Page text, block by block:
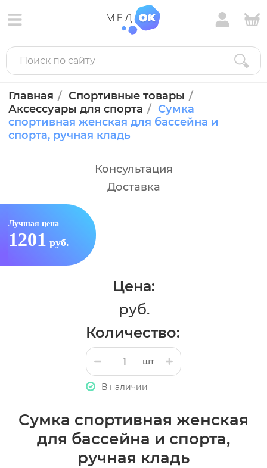
Главная
Спортивные товары
Аксессуары для спорта
Сумка
спортивная женская для бассейна и
спорта, ручная кладь
Сумка спортивная женская
для бассейна и спорта,
ручная кладь
Лучшая цена
1201 руб.
Цена:
руб.
Количество:
шт
В наличии
Консультация
Доставка